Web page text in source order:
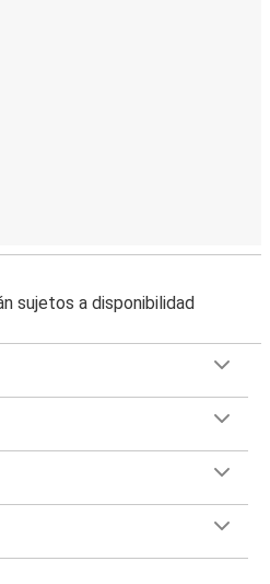
sujetos a disponibilidad